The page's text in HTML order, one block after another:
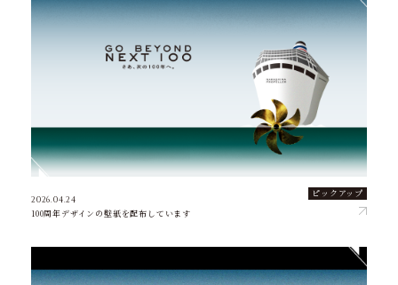
2026.04.24
ピックアップ
100周年デザインの壁紙を配布しています